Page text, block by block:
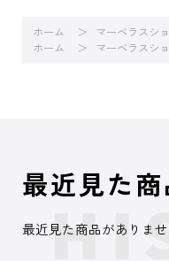
ホーム マーベラスシ
ホーム
マーベラスシ
最近見た商
最近見た商品がありませ